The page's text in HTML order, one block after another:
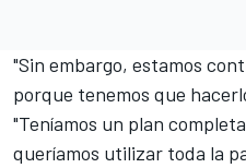
"Sin embargo, estamos
porque tenemos que
"Teníamos un plan
queríamos utilizar toda la